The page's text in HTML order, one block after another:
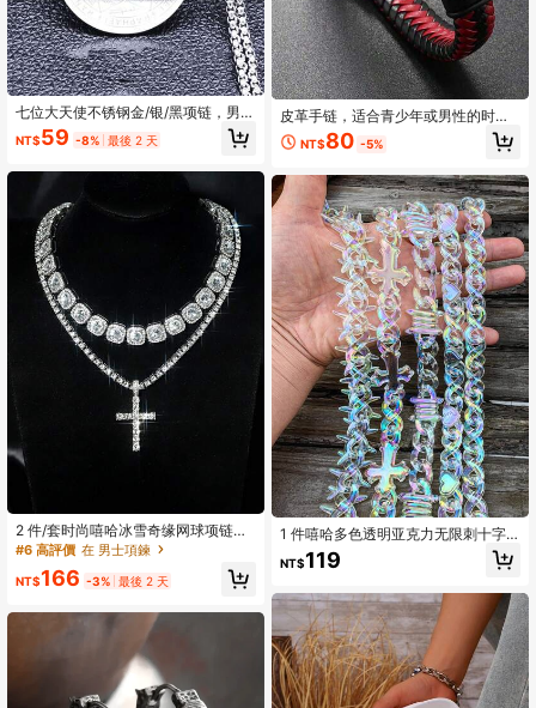
七位大天使不锈钢金/银/黑项链，男女
通用所罗门护身符基督教吊坠首饰
NT$59 -8% 最後 2 天
2 件/套时尚嘻哈冰雪奇缘网球项链和
水钻闪电吊坠配糖果项链，男女通
新年节日礼物
#6 高評價 在 男士項鍊
NT$166 -3% 最後 2 天
皮革手链，适合青少年或男性的时尚
基督教礼物，非常适合洗礼、圣诞袜
礼物、新年、情人节、父亲节
NT$80 -5%
1 件嘻哈多色透明亚克力无限刺十字
心形链项链，适合男士日常佩戴，圣
诞节、新年、情人节、节日礼物
NT$119